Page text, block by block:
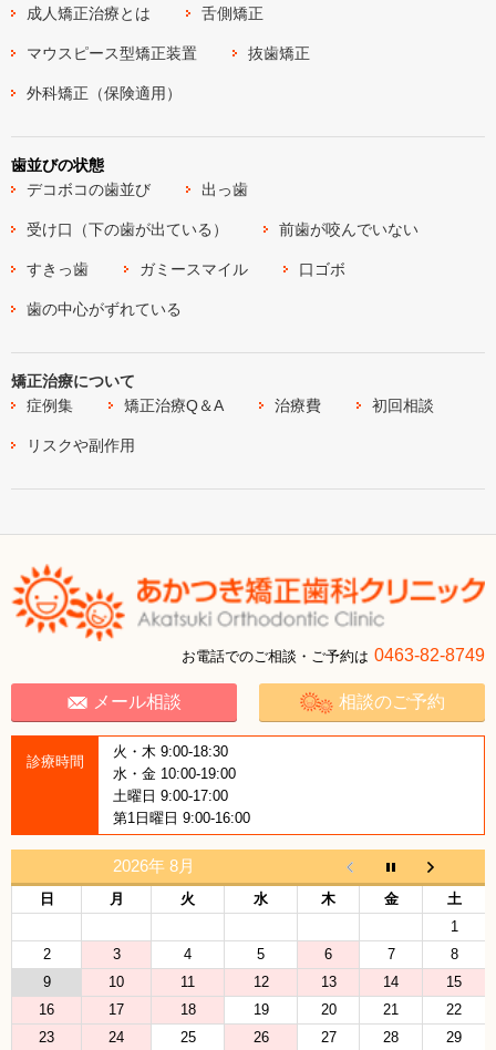
成人矯正治療とは
舌側矯正
マウスピース型矯正装置 抜歯矯正
外科矯正（保険適用）
歯並びの状態
デコボコの歯並び
出っ歯
受け口（下の歯が出ている） 前歯が咬んでいない
すきっ歯 ガミースマイル 口ゴボ
歯の中心がずれている
矯正治療について
症例集
矯正治療Q＆A 治療費 初回相談
リスクや副作用
お電話でのご相談・ご予約は 0463-82-8749
メール相談 相談のご予約
診療時間
火・木 9:00-18:30
水・金 10:00-19:00
土曜日 9:00-17:00
第1日曜日 9:00-16:00
2026年 8月
日 月 火 水 木 金
土
1
2
3 4 5 6 7
8
9
10 11 12 13 14
15
16
17 18 19 20 21
22
23
24 25 26 27 28 29